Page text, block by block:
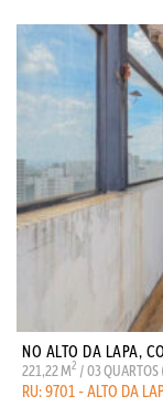
NO ALTO DA LAPA,
221,22 M2 / 03
RU: 9701 - ALTO DA